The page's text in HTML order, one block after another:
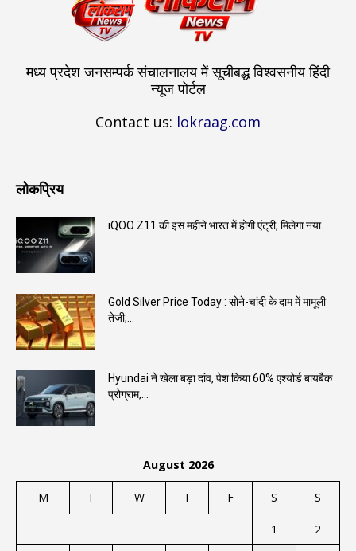
मध्य प्रदेश जनसम्पर्क संचालनालय में सूचीबद्ध विश्वसनीय हिंदी
न्यूज पोर्टल
Contact us: lokraag.com
लोकप्रिय
iQOO Z11 की इस महीने भारत में होगी एंट्री, मिलेगा नया...
Gold Silver Price Today : सोने-चांदी के दाम में मामूली
तेजी,...
Hyundai ने खेला बड़ा दांव, पेश किया 60% एश्योर्ड बायबैक
प्रोग्राम,...
August 2026
M T W T F S S
1
2